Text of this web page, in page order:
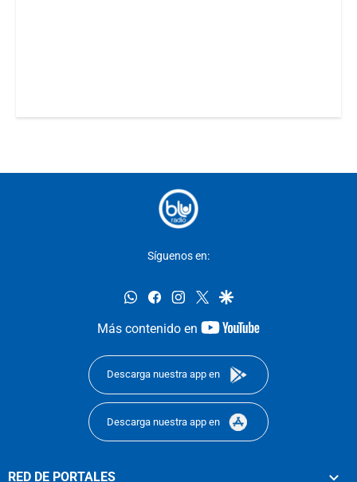
Síguenos en:
whatsappfacebookinstagram
twittergoogle
Más contenido en
youtube-
Descarga nuestra app en
Descarga nuestra app en
RED DE PORTALES